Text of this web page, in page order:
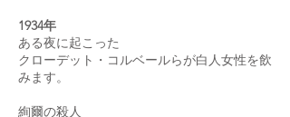
1934年
ある夜に起こった
クローデット・コルベールらが白人女性を飲
みます。
絢爾の殺人